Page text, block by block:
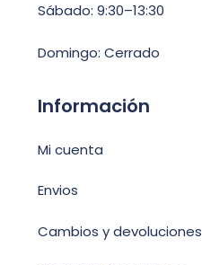
Sábado: 9:30–13:30
Domingo: Cerrado
Información
Mi cuenta
Envios
Cambios y devoluciones